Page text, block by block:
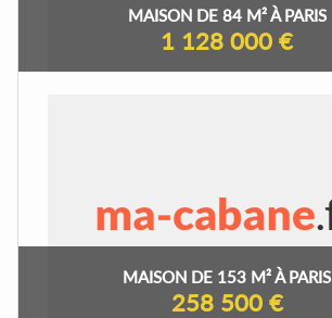
MAISON DE 84 M² À PARIS
1 128 000 €
MAISON DE 153 M² À PARIS
258 500 €